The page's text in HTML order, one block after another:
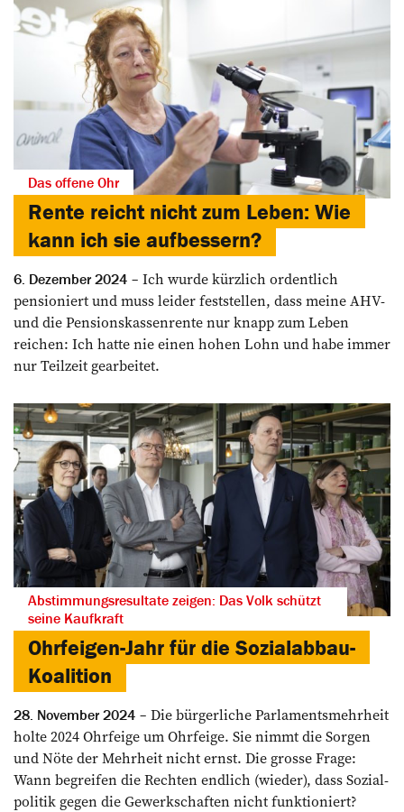
Das offene Ohr
Rente reicht nicht zum Leben: Wie
kann ich sie aufbessern?
6. Dezember 2024
Ich wurde kürzlich ordentlich
pensioniert und muss leider feststellen, dass meine AHV-
und die Pensionskassenrente nur knapp zum Leben
reichen: Ich ­hatte nie einen hohen Lohn und habe immer
nur Teilzeit gearbeitet.
Abstimmungsresultate zeigen: Das Volk schützt
seine Kaufkraft
Ohrfeigen-Jahr für die Sozialabbau-
Koalition
28. November 2024
Die bürgerliche Parlamentsmehrheit
holte 2024 Ohrfeige um Ohrfeige. Sie nimmt die ­Sorgen
und Nöte der ­Mehrheit nicht ernst. Die ­grosse ­Frage:
Wann begreifen die ­Rechten endlich (wieder), dass ­Sozial­
politik gegen die Gewerkschaften nicht funktioniert?